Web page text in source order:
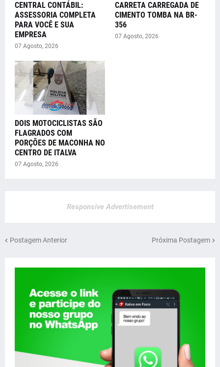
CENTRAL CONTÁBIL:
ASSESSORIA COMPLETA
PARA VOCÊ E SUA
EMPRESA
07 Agosto, 2026
CARRETA CARREGADA DE
CIMENTO TOMBA NA BR-
356
07 Agosto, 2026
DOIS MOTOCICLISTAS SÃO
FLAGRADOS COM
PORÇÕES DE MACONHA NO
CENTRO DE ITALVA
07 Agosto, 2026
Responsive Advertisement
Postagem Anterior Próxima Postagem